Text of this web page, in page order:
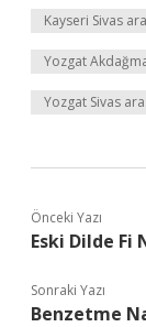
Kayseri Sivas
Yozgat
Yozgat Sivas
Önceki Yazı
Eski Dilde Fi
Sonraki Yazı
Benzetme